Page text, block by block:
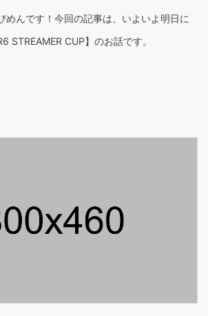
めんです！今回の記事は、いよいよ明日に
STREAMER CUP】のお話です。